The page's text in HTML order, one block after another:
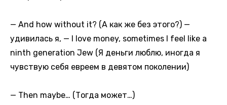
— And how without it? (А как же без этого?) —
удивилась я, — I love money, sometimes I feel like a
ninth generation Jew (Я деньги люблю, иногда я
чувствую себя евреем в девятом поколении)
— Then maybe… (Тогда может…)